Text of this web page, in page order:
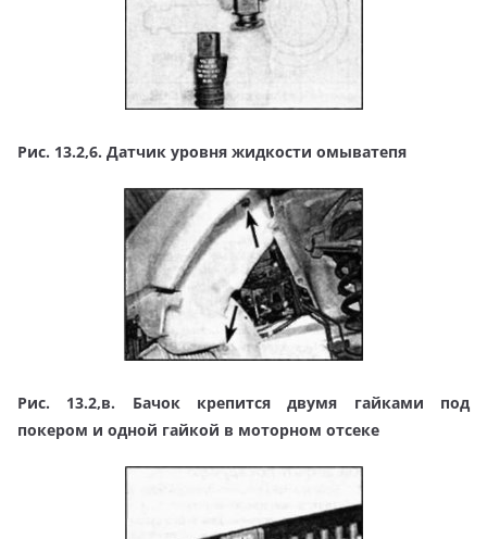
Рис. 13.2,6. Датчик уровня жидкости омыватепя
Рис. 13.2,в. Бачок крепится двумя гайками под
покером и одной гайкой в моторном отсеке